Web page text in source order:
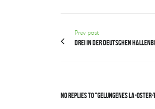
Prev post
Drei in der Deutschen
No Replies to "Gelungenes LA-